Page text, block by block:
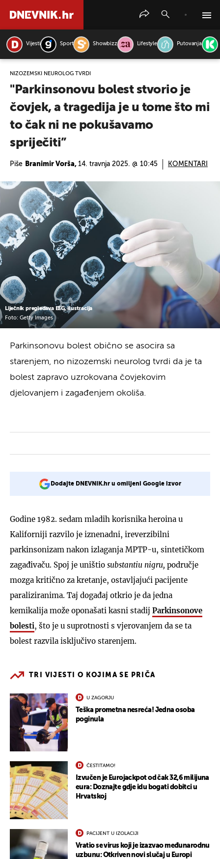
Vijesti Sport Showbizz Lifestyle Putovanja
NIZOZEMSKI NEUROLOG TVRDI
"Parkinsonovu bolest stvorio je
čovjek, a tragedija je u tome što mi
to čak ni ne pokušavamo
spriječiti”
Piše Branimir Vorša, 14. travnja 2025. @ 10:45 KOMENTARI
Liječnik pregledava EEG, ilustracija
Foto: Getty Images
Parkinsonovu bolest obično se asocira sa
starenjem, no nizozemski neurolog tvrdi da je ta
bolest zapravo uzrokovana čovjekovim
djelovanjem i zagađenjem okoliša.
Dodajte DNEVNIK.hr u omiljeni Google izvor
Godine 1982. sedam mladih korisnika heroina u
Kaliforniji razvilo je iznenadni, ireverzibilni
parkinsonizam nakon izlaganja MPTP-u, sintetičkom
zagađivaču. Spoj je uništio substantiu nigru, područje
mozga kritično za kretanje, ostavljajući pacijente
paraliziranima. Taj događaj otkrio je da jedna
kemikalija može oponašati kasni stadij Parkinsonove
bolesti, što je u suprotnosti s vjerovanjem da se ta
bolest razvila isključivo starenjem.
TRI VIJESTI O KOJIMA SE PRIČA
U ZAGORJU
Teška prometna nesreća! Jedna osoba
poginula
ČESTITAMO!
Izvučen je Eurojackpot od čak 32,6 milijuna
eura: Doznajte gdje idu bogati dobitci u
Hrvatskoj
PACIJENT U IZOLACIJI
Vratio se virus koji je izazvao međunarodnu
uzbunu: Otkriven novi slučaj u Europi
PRETRAŽITE VIJESTI